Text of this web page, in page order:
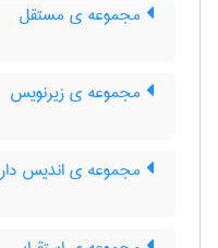
مجموعه ی مستقل
مجموعه ی زیرنویس
مجموعه ی اندیس